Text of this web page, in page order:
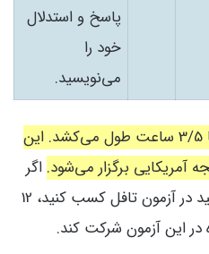
پاسخ و استدلال
خود را
می‌نویسید.
بنابراین کل آزمون حدود 3 تا 3/5 ساعت طول می‌کشد. این
آمریکایی برگزار می‌شود. اگر
نتوانید نمره‌ای را که می‌خواهید در آزمون تافل کسب کنید، 12
در این آزمون شرکت کند.